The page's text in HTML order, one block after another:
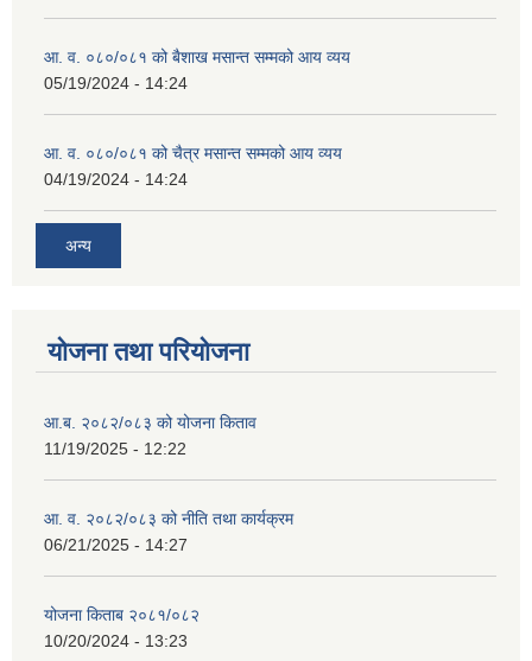
आ. व. ०८०/०८१ को बैशाख मसान्त सम्मको आय व्यय
05/19/2024 - 14:24
आ. व. ०८०/०८१ को चैत्र मसान्त सम्मको आय व्यय
04/19/2024 - 14:24
अन्य
योजना तथा परियोजना
आ.ब. २०८२/०८३ को योजना किताव
11/19/2025 - 12:22
आ. व. २०८२/०८३ को नीति तथा कार्यक्रम
06/21/2025 - 14:27
योजना किताब २०८१/०८२
10/20/2024 - 13:23